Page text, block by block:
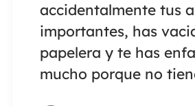
accidentalmente tus
importantes, has
papelera y te has
mucho porque no